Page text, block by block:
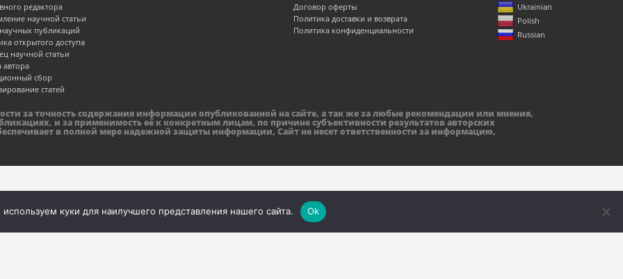
редактора
научной статьи
публикаций
открытого доступа
научной статьи
автора
сбор
статей
Договор оферты
Политика доставки и возврата
Политика конфиденциальности
Ukrainian
Polish
Russian
за точность содержания информации опубликованной на сайте, а так же за любые рекомендации или мнения,
и за применимость её к конкретным лицам, по причине субъективности результатов авторских
в полной мере надежной защиты информации, Сайт не несет ответственности за информацию,
куки для наилучшего представления нашего сайта. Ok